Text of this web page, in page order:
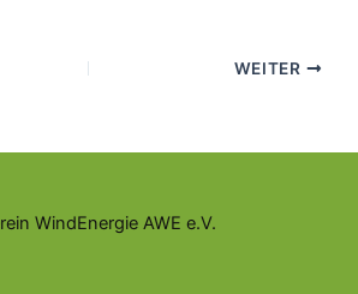
WEITER
WindEnergie AWE e.V.